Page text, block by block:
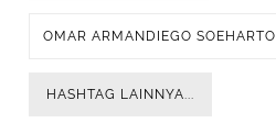
OMAR ARMANDIEGO SOEHARTO
HASHTAG LAINNYA...